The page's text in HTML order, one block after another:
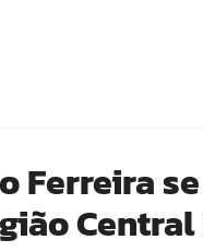
Ferreira